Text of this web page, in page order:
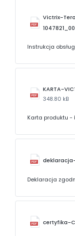
Victrix-
Instrukcja
KARTA-
348.80 kB
Karta produktu -
Deklaracja
certyfika-